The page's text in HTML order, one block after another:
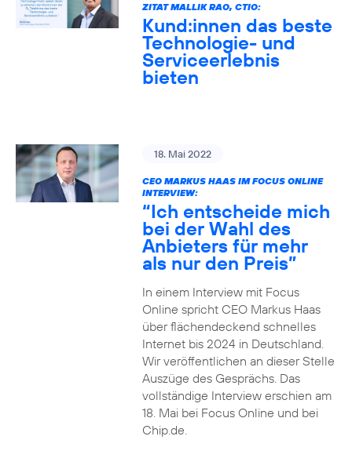
ZITAT MALLIK RAO, CTIO:
Kund:innen das beste
Technologie- und
Serviceerlebnis
bieten
18. Mai 2022
CEO MARKUS HAAS IM FOCUS ONLINE
INTERVIEW:
“Ich entscheide mich
bei der Wahl des
Anbieters für mehr
als nur den Preis”
In einem Interview mit Focus
Online spricht CEO Markus Haas
über flächendeckend schnelles
Internet bis 2024 in Deutschland.
Wir veröffentlichen an dieser Stelle
Auszüge des Gesprächs. Das
vollständige Interview erschien am
18. Mai bei Focus Online und bei
Chip.de.